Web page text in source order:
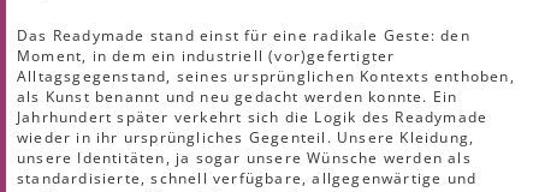
Das Readymade stand einst für eine radikale Geste: den
Moment, in dem ein industriell (vor)gefertigter
Alltagsgegenstand, seines ursprünglichen Kontexts enthoben,
als Kunst benannt und neu gedacht werden konnte. Ein
Jahrhundert später verkehrt sich die Logik des Readymade
wieder in ihr ursprüngliches Gegenteil. Unsere Kleidung,
unsere Identitäten, ja sogar unsere Wünsche werden als
standardisierte, schnell verfügbare, allgegenwärtige und